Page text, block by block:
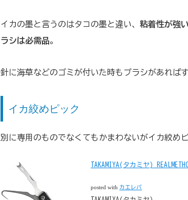
イカの墨と言うのはタコの墨と違い、 粘着性が強い
ラシは必需品。
針に海草などのゴミが付いた時もブラシがあれば
イカ絞めピック
別に専用のものでなくてもかまわないがイカ絞め
TAKAMIYA(タカミヤ)
posted with カエレバ